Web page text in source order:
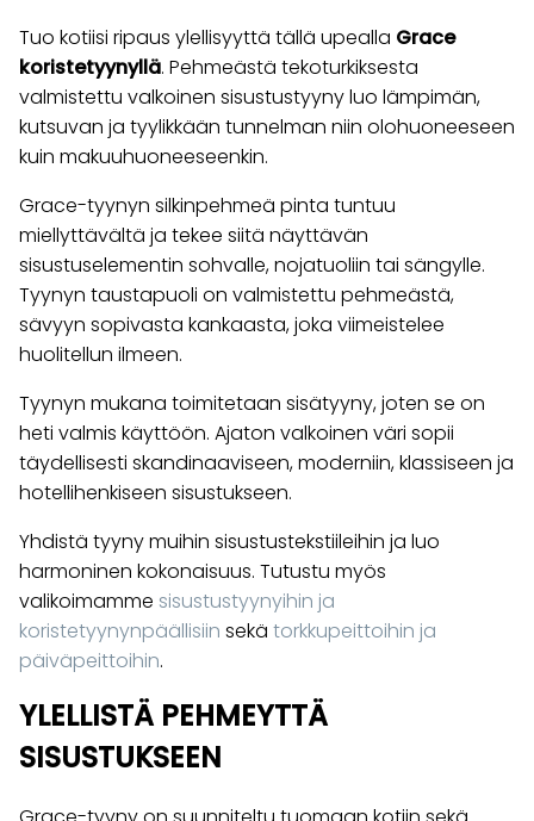
Tuo kotiisi ripaus ylellisyyttä tällä upealla Grace
koristetyynyllä. Pehmeästä tekoturkiksesta
valmistettu valkoinen sisustustyyny luo lämpimän,
kutsuvan ja tyylikkään tunnelman niin olohuoneeseen
kuin makuuhuoneeseenkin.
Grace-tyynyn silkinpehmeä pinta tuntuu
miellyttävältä ja tekee siitä näyttävän
sisustuselementin sohvalle, nojatuoliin tai sängylle.
Tyynyn taustapuoli on valmistettu pehmeästä,
sävyyn sopivasta kankaasta, joka viimeistelee
huolitellun ilmeen.
Tyynyn mukana toimitetaan sisätyyny, joten se on
heti valmis käyttöön. Ajaton valkoinen väri sopii
täydellisesti skandinaaviseen, moderniin, klassiseen ja
hotellihenkiseen sisustukseen.
Yhdistä tyyny muihin sisustustekstiileihin ja luo
harmoninen kokonaisuus. Tutustu myös
valikoimamme sisustustyynyihin ja
koristetyynynpäällisiin sekä torkkupeittoihin ja
päiväpeittoihin.
YLELLISTÄ PEHMEYTTÄ
SISUSTUKSEEN